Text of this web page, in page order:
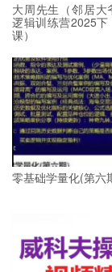
大周先生（邻居大
逻辑训练营2025
课）
零基础学量化(第六